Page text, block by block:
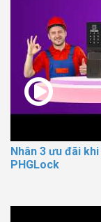
Nhân 3 ưu đãi
PHGLock